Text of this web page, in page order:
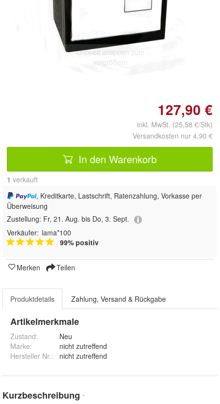
Doppelt antippen zum
vergrößern
127,90 €
inkl. MwSt. (25,58 €/Stk)
Versandkosten nur 4,90 €
In den Warenkorb
1 verkauft
, Kreditkarte, Lastschrift, Ratenzahlung, Vorkasse per
Überweisung
Zustellung: Fr, 21. Aug. bis Do, 3. Sept.
Verkäufer: lama*100
99% positiv
Merken Teilen
Produktdetails Zahlung, Versand & Rückgabe
Artikelmerkmale
Zustand:
Neu
Marke:
nicht zutreffend
Hersteller Nr.:
nicht zutreffend
Kurzbeschreibung *